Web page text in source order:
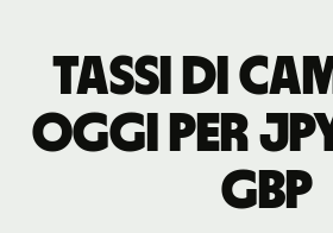
Tassi di
oggi per
GBP